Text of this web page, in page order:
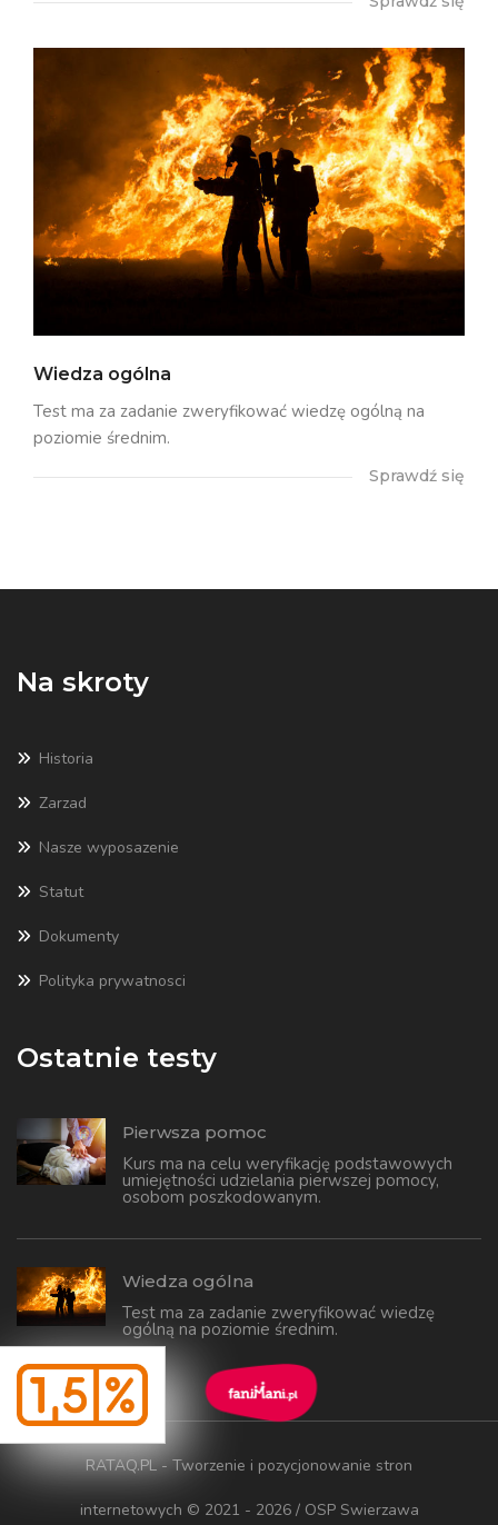
Wiedza ogólna
Test ma za zadanie zweryfikować wiedzę ogólną na
poziomie średnim.
Sprawdź się
Na skroty
Historia
Zarzad
Nasze wyposazenie
Statut
Dokumenty
Polityka prywatnosci
Ostatnie testy
Pierwsza pomoc
Kurs ma na celu weryfikację podstawowych
umiejętności udzielania pierwszej pomocy,
osobom poszkodowanym.
Wiedza ogólna
Test ma za zadanie zweryfikować wiedzę
ogólną na poziomie średnim.
RATAQ.PL - Tworzenie i pozycjonowanie stron
internetowych © 2021 - 2026 / OSP Swierzawa